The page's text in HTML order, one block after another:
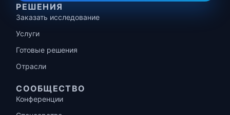
РЕШЕНИЯ
Заказать исследование
Услуги
Готовые решения
Отрасли
СООБЩЕСТВО
Конференции